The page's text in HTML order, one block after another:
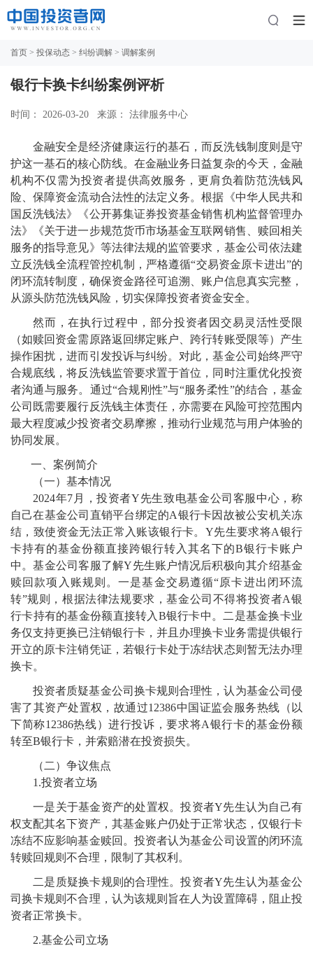
首页 > 投保动态 > 纠纷调解 > 调解案例
银行卡换卡纠纷案例评析
时间： 2026-03-20 来源： 法律服务中心
金融安全是经济健康运行的基石，而反洗钱制度则是守
护这一基石的核心防线。在金融业务日益复杂的今天，金融
机构不仅需为投资者提供高效服务，更肩负着防范洗钱风
险、保障资金流动合法性的法定义务。根据《中华人民共和
国反洗钱法》《公开募集证券投资基金销售机构监督管理办
法》《关于进一步规范货币市场基金互联网销售、赎回相关
服务的指导意见》等法律法规的监管要求，基金公司依法建
立反洗钱全流程管控机制，严格遵循“交易资金原卡进出”的
闭环流转制度，确保资金路径可追溯、账户信息真实完整，
从源头防范洗钱风险，切实保障投资者资金安全。
然而，在执行过程中，部分投资者因交易灵活性受限
（如赎回资金需原路返回绑定账户、跨行转账受限等）产生
操作困扰，进而引发投诉与纠纷。对此，基金公司始终严守
合规底线，将反洗钱监管要求置于首位，同时注重优化投资
者沟通与服务。通过“合规刚性”与“服务柔性”的结合，基金
公司既需要履行反洗钱主体责任，亦需要在风险可控范围内
最大程度减少投资者交易摩擦，推动行业规范与用户体验的
协同发展。
一、案例简介
（一）基本情况
2024年7月，投资者Y先生致电基金公司客服中心，称
自己在基金公司直销平台绑定的A银行卡因故被公安机关冻
结，致使资金无法正常入账该银行卡。Y先生要求将A银行
卡持有的基金份额直接跨银行转入其名下的B银行卡账户
中。基金公司客服了解Y先生账户情况后积极向其介绍基金
赎回款项入账规则。一是基金交易遵循“原卡进出闭环流
转”规则，根据法律法规要求，基金公司不得将投资者A银
行卡持有的基金份额直接转入B银行卡中。二是基金换卡业
务仅支持更换已注销银行卡，并且办理换卡业务需提供银行
开立的原卡注销凭证，若银行卡处于冻结状态则暂无法办理
换卡。
投资者质疑基金公司换卡规则合理性，认为基金公司侵
害了其资产处置权，故通过12386中国证监会服务热线（以
下简称12386热线）进行投诉，要求将A银行卡的基金份额
转至B银行卡，并索赔潜在投资损失。
（二）争议焦点
1.投资者立场
一是关于基金资产的处置权。投资者Y先生认为自己有
权支配其名下资产，其基金账户仍处于正常状态，仅银行卡
冻结不应影响基金赎回。投资者认为基金公司设置的闭环流
转赎回规则不合理，限制了其权利。
二是质疑换卡规则的合理性。投资者Y先生认为基金公
司换卡规则不合理，认为该规则旨在人为设置障碍，阻止投
资者正常换卡。
2.基金公司立场